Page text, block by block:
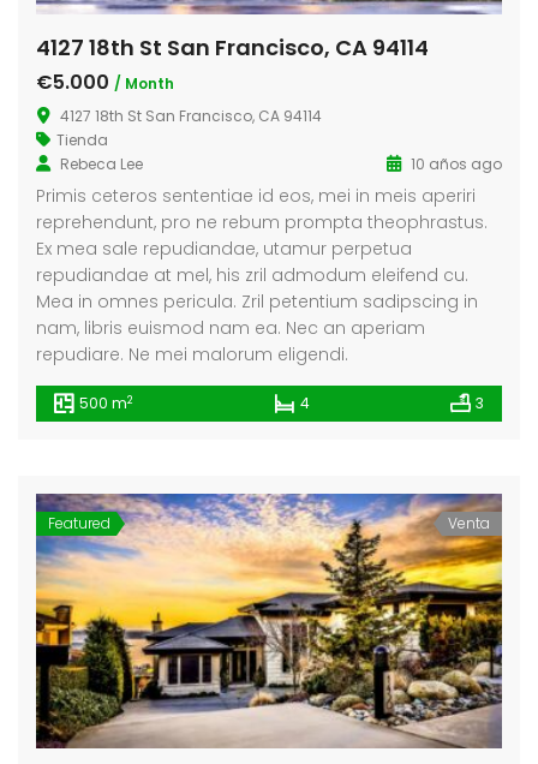
4127 18th St San Francisco, CA 94114
€5.000 / Month
4127 18th St San Francisco, CA 94114
Tienda
Rebeca Lee
10 años ago
Primis ceteros sententiae id eos, mei in meis aperiri
reprehendunt, pro ne rebum prompta theophrastus.
Ex mea sale repudiandae, utamur perpetua
repudiandae at mel, his zril admodum eleifend cu.
Mea in omnes pericula. Zril petentium sadipscing in
nam, libris euismod nam ea. Nec an aperiam
repudiare. Ne mei malorum eligendi.
500 m2 4 3
Featured Venta